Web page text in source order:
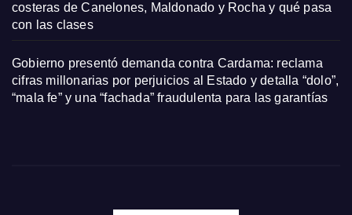
costeras de Canelones, Maldonado y Rocha y qué pasa
con las clases
Gobierno presentó demanda contra Cardama: reclama
cifras millonarias por perjuicios al Estado y detalla “dolo”,
“mala fe” y una “fachada” fraudulenta para las garantías